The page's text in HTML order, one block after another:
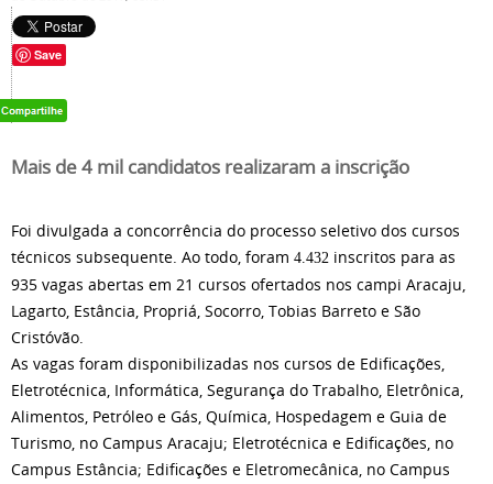
Save
Mais de 4 mil candidatos realizaram a inscrição
Foi divulgada a concorrência do processo seletivo dos cursos
técnicos subsequente. Ao todo, foram 4.432 inscritos para as
935 vagas abertas em 21 cursos ofertados nos campi Aracaju,
Lagarto, Estância, Propriá, Socorro, Tobias Barreto e São
Cristóvão.
As vagas foram disponibilizadas nos cursos de Edificações,
Eletrotécnica, Informática, Segurança do Trabalho, Eletrônica,
Alimentos, Petróleo e Gás, Química, Hospedagem e Guia de
Turismo, no Campus Aracaju; Eletrotécnica e Edificações, no
Campus Estância; Edificações e Eletromecânica, no Campus